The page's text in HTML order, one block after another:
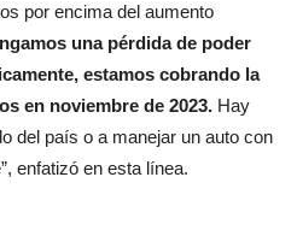
por encima del aumento
una pérdida de poder
estamos cobrando la
en noviembre de 2023. Hay
del país o a manejar un auto con
enfatizó en esta línea.